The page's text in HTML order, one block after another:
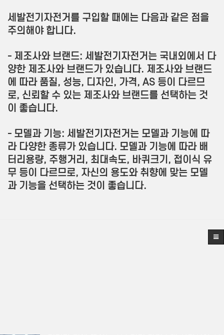
세발전기자전거를 구입할 때에는 다음과 같은 점을
주의해야 합니다.
- 제조사와 브랜드: 세발전기자전거는 국내외에서 다
양한 제조사와 브랜드가 있습니다. 제조사와 브랜드
에 따라 품질, 성능, 디자인, 가격, AS 등이 다르므
로, 신뢰할 수 있는 제조사와 브랜드를 선택하는 것
이 좋습니다.
- 모델과 기능: 세발전기자전거는 모델과 기능에 따
라 다양한 종류가 있습니다. 모델과 기능에 따라 배
터리용량, 주행거리, 최대속도, 바퀴크기, 접이식 유
무 등이 다르므로, 자신의 용도와 취향에 맞는 모델
과 기능을 선택하는 것이 좋습니다.